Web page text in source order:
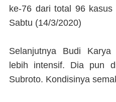
ke-76 dari total 96
Sabtu (14/3/2020)
Selanjutnya Budi Karya
lebih intensif. Dia pun
Subroto. Kondisinya